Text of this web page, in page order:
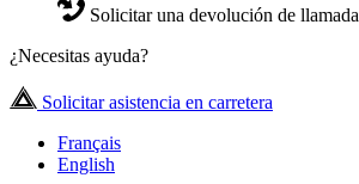
Solicitar una devolución de llamada
¿Necesitas ayuda?
Solicitar asistencia en carretera
Français
English